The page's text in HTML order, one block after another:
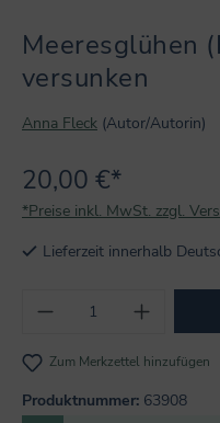
Meeresglühen
versunken
Anna Fleck (Autor/Autorin)
20,00 €*
*Preise inkl. MwSt. zzgl.
Lieferzeit innerhalb
Produkt Anzahl:
Zum Merkzettel hinzufügen
Produktnummer: 63908